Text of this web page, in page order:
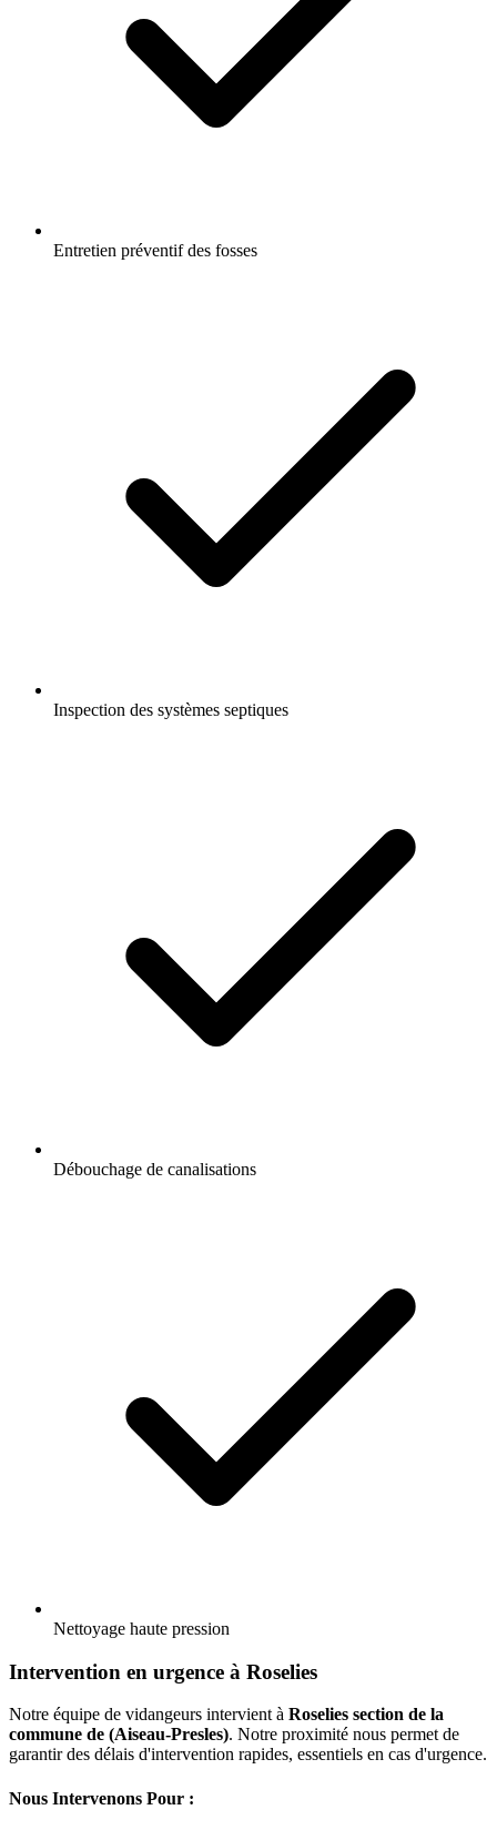
Entretien préventif des fosses
Inspection des systèmes septiques
Débouchage de canalisations
Nettoyage haute pression
Intervention en urgence à Roselies
Notre équipe de vidangeurs intervient à Roselies section de la
commune de (Aiseau-Presles). Notre proximité nous permet de
garantir des délais d'intervention rapides, essentiels en cas d'urgence.
Nous Intervenons Pour :